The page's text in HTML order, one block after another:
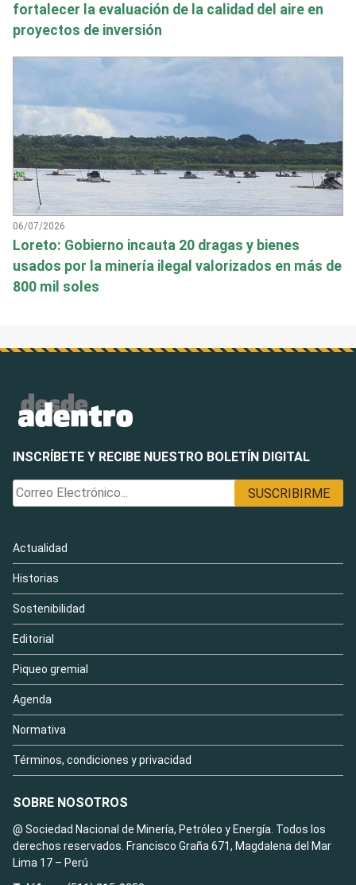
fortalecer la evaluación de la calidad del aire en
proyectos de inversión
06/07/2026
Loreto: Gobierno incauta 20 dragas y bienes
usados por la minería ilegal valorizados en más de
800 mil soles
INSCRÍBETE Y RECIBE NUESTRO BOLETÍN DIGITAL
Actualidad
Historias
Sostenibilidad
Editorial
Piqueo gremial
Agenda
Normativa
Términos, condiciones y privacidad
SOBRE NOSOTROS
@ Sociedad Nacional de Minería, Petróleo y Energía. Todos los
derechos reservados. Francisco Graña 671, Magdalena del Mar
Lima 17 – Perú